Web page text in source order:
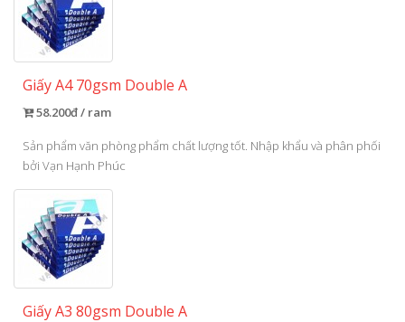
Giấy A4 70gsm Double A
58.200đ / ram
Sản phẩm văn phòng phẩm chất lượng tốt. Nhập khẩu và phân phối
bởi Vạn Hạnh Phúc
Giấy A3 80gsm Double A